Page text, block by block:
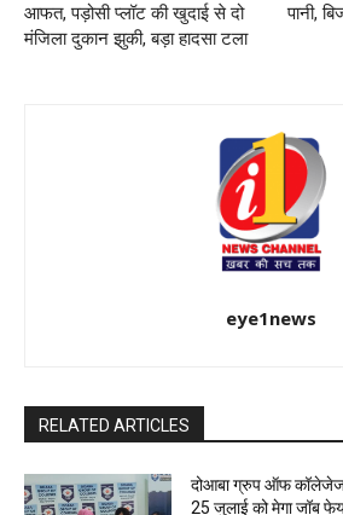
आफत, पड़ोसी प्लॉट की खुदाई से दो
मंजिला दुकान झुकी, बड़ा हादसा टला
पानी,
eye1news
RELATED ARTICLES
दोआबा ग्रुप ऑफ
25 जुलाई को मेगा जॉब